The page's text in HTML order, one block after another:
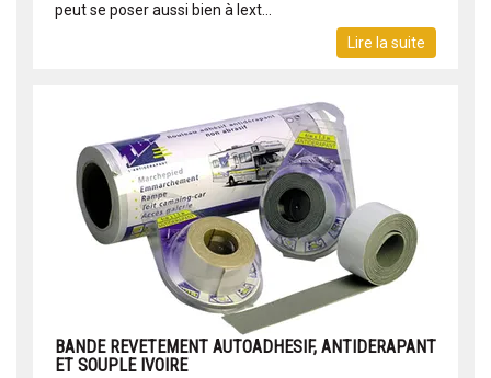
peut se poser aussi bien à lext...
Lire la suite
BANDE REVETEMENT AUTOADHESIF, ANTIDERAPANT
ET SOUPLE IVOIRE